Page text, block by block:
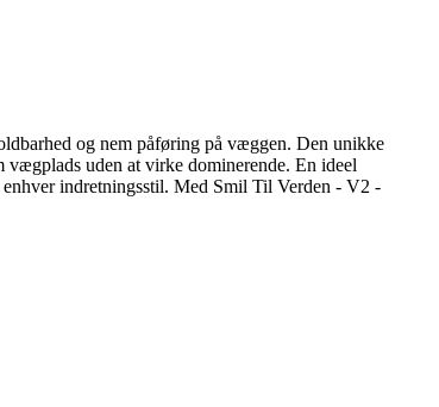
og nem påføring på væggen. Den unikke
uden at virke dominerende. En ideel
indretningsstil. Med Smil Til Verden - V2 -